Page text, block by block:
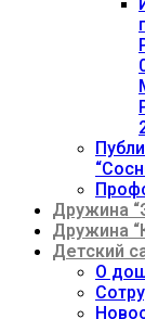
Дружина
Дружина
Детский
О